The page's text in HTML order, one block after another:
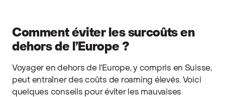
Comment éviter les surcoûts en
dehors de l’Europe ?
Voyager en dehors de l’Europe, y compris en Suisse,
peut entraîner des coûts de roaming élevés. Voici
quelques conseils pour éviter les mauvaises